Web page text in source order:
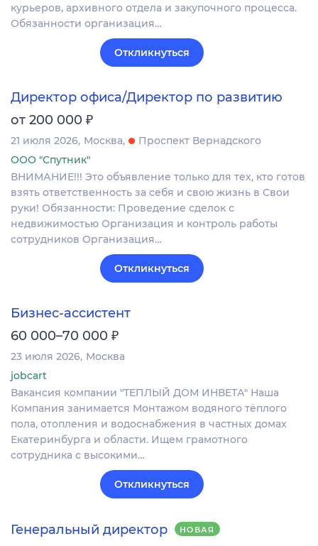
курьеров, архивного отдела и закупочного процесса.
Обязанности организация…
Откликнуться
Директор офиса/Директор по развитию
от 200 000 ₽
21 июля 2026 Москва
Проспект Вернадского
ООО "Спутник"
ВНИМАНИЕ!!! Это объявление только для тех, кто готов
взять ответственность за себя и свою жизнь в Свои
руки! Обязанности: Проведение сделок с
недвижимостью Организация и контроль работы
сотрудников Организация…
Откликнуться
Бизнес-ассистент
60 000–70 000 ₽
23 июля 2026 Москва
jobcart
Вакансия компании "ТЕПЛЫЙ ДОМ ИНВЕТА" Наша
Компания занимается Монтажом водяного тёплого
пола, отопления и водоснабжения в частных домах
Екатеринбурга и области. Ищем грамотного
сотрудника с высокими…
Откликнуться
Генеральный директор НОВАЯ